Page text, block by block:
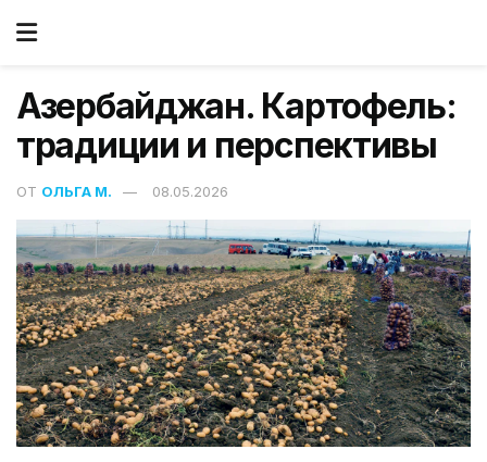
Азербайджан. Картофель:
традиции и перспективы
ОТ ОЛЬГА М. 08.05.2026